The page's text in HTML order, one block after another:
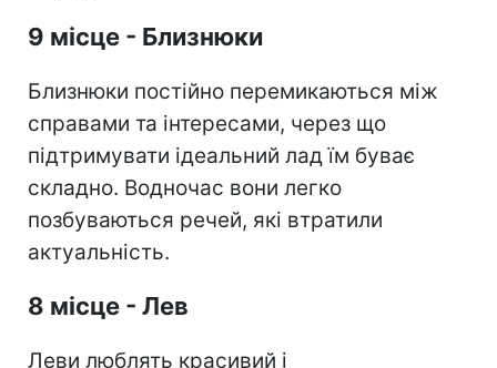
9 місце - Близнюки
Близнюки постійно перемикаються між
справами та інтересами, через що
підтримувати ідеальний лад їм буває
складно. Водночас вони легко
позбуваються речей, які втратили
актуальність.
8 місце - Лев
Леви люблять красивий і